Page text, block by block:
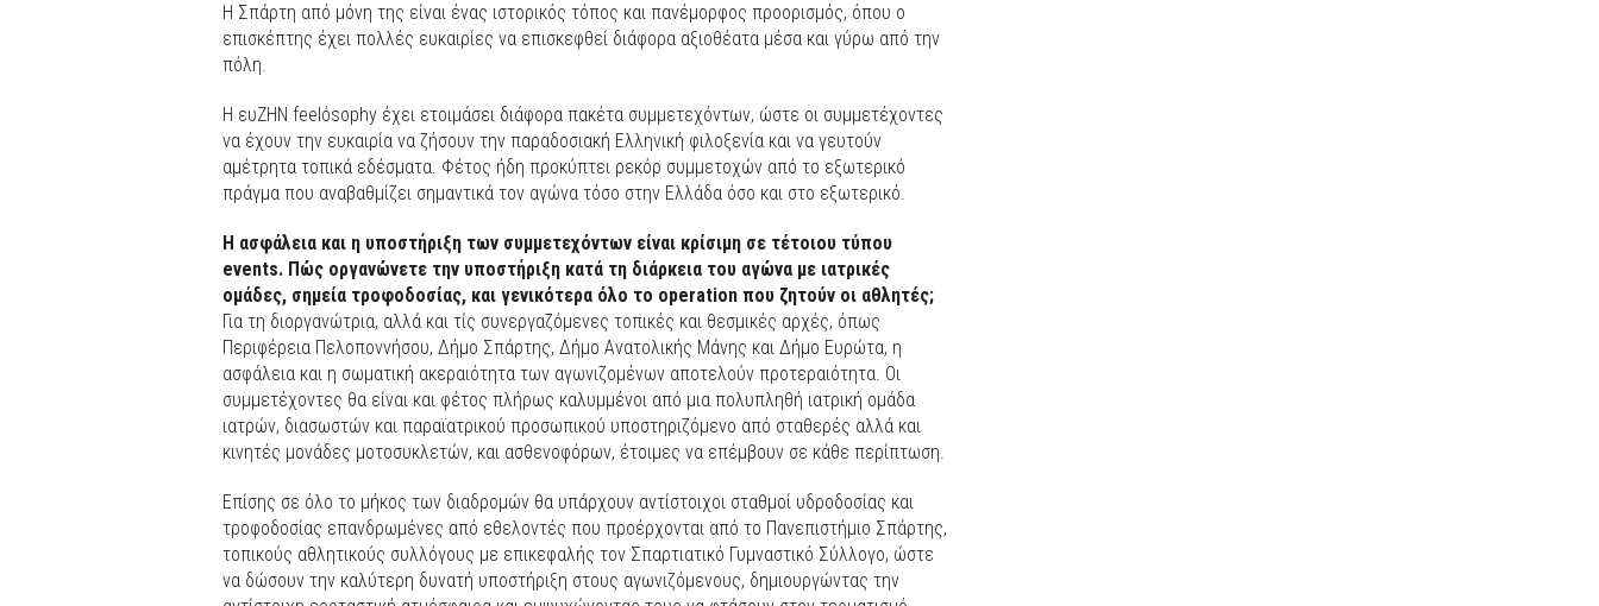
Η Σπάρτη από μόνη της είναι ένας ιστορικός τόπος και πανέμορφος προορισμός, όπου ο
επισκέπτης έχει πολλές ευκαιρίες να επισκεφθεί διάφορα αξιοθέατα μέσα και γύρω από την
πόλη.
Η ευΖΗΝ feelόsophy έχει ετοιμάσει διάφορα πακέτα συμμετεχόντων, ώστε οι συμμετέχοντες
να έχουν την ευκαιρία να ζήσουν την παραδοσιακή Ελληνική φιλοξενία και να γευτούν
αμέτρητα τοπικά εδέσματα. Φέτος ήδη προκύπτει ρεκόρ συμμετοχών από το εξωτερικό
πράγμα που αναβαθμίζει σημαντικά τον αγώνα τόσο στην Ελλάδα όσο και στο εξωτερικό.
Η ασφάλεια και η υποστήριξη των συμμετεχόντων είναι κρίσιμη σε τέτοιου τύπου
events. Πώς οργανώνετε την υποστήριξη κατά τη διάρκεια του αγώνα με ιατρικές
ομάδες, σημεία τροφοδοσίας, και γενικότερα όλο το operation που ζητούν οι αθλητές;
Για τη διοργανώτρια, αλλά και τίς συνεργαζόμενες τοπικές και θεσμικές αρχές, όπως
Περιφέρεια Πελοποννήσου, Δήμο Σπάρτης, Δήμο Ανατολικής Μάνης και Δήμο Ευρώτα, η
ασφάλεια και η σωματική ακεραιότητα των αγωνιζομένων αποτελούν προτεραιότητα. Οι
συμμετέχοντες θα είναι και φέτος πλήρως καλυμμένοι από μια πολυπληθή ιατρική ομάδα
ιατρών, διασωστών και παραϊατρικού προσωπικού υποστηριζόμενο από σταθερές αλλά και
κινητές μονάδες μοτοσυκλετών, και ασθενοφόρων, έτοιμες να επέμβουν σε κάθε περίπτωση.
Επίσης σε όλο το μήκος των διαδρομών θα υπάρχουν αντίστοιχοι σταθμοί υδροδοσίας και
τροφοδοσίας επανδρωμένες από εθελοντές που προέρχονται από το Πανεπιστήμιο Σπάρτης,
τοπικούς αθλητικούς συλλόγους με επικεφαλής τον Σπαρτιατικό Γυμναστικό Σύλλογο, ώστε
να δώσουν την καλύτερη δυνατή υποστήριξη στους αγωνιζόμενους, δημιουργώντας την